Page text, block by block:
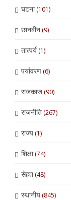
घटना(101)
छानबीन(9)
तात्पर्य(1)
पर्यावरण(6)
राजकाज(90)
राजनीति(267)
राज्य(1)
शिक्षा(74)
सेहत(48)
स्थानीय(845)